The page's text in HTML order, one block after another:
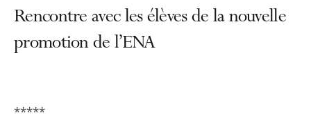
Rencontre avec les élèves de la nouvelle
promotion de l’ENA
*****